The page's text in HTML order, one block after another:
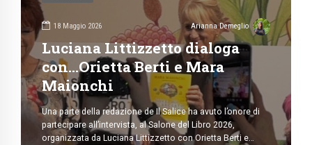
18 Maggio 2026 Arianna Demeglio
Luciana Littizzetto dialoga
con…Orietta Berti e Mara
Maionchi
Una parte della redazione de Il Salice ha avuto l’onore di
partecipare all’intervista, al Salone del Libro 2026,
organizzata da Luciana Littizzetto con Orietta Berti e